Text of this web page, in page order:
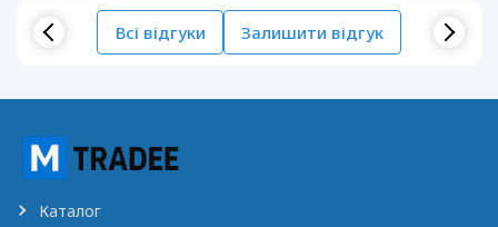
Всі відгуки Залишити відгук
Каталог